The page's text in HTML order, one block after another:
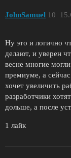
JohnSamuel 10
Ну это и логично
делают, и уверен
весне многие
премиуме, а
хочет увеличить
разработчики
дольше, а после
1 лайк